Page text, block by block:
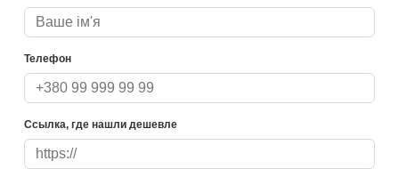
Телефон
Ссылка, где нашли дешевле